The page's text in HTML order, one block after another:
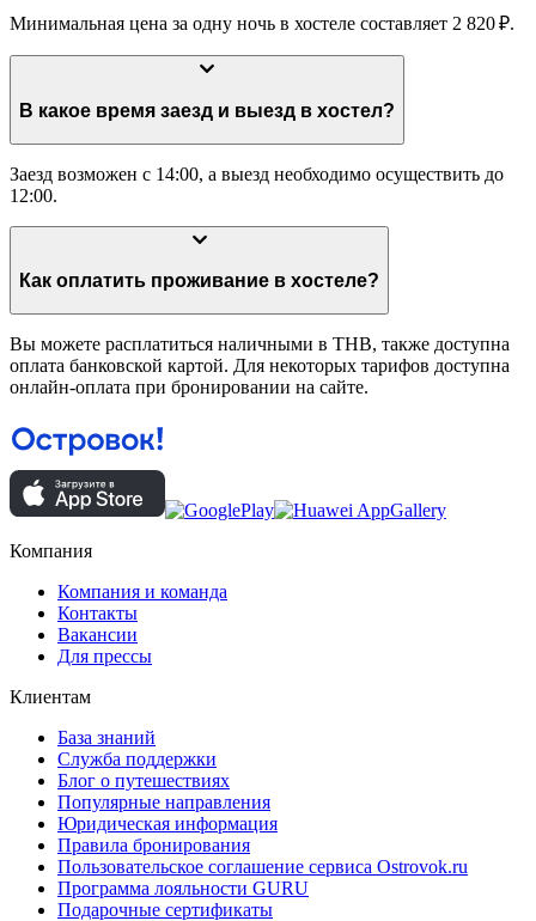
Минимальная цена за одну ночь в хостеле составляет 2 820 ₽.
В какое время заезд и выезд в хостел?
Заезд возможен с 14:00, а выезд необходимо осуществить до
12:00.
Как оплатить проживание в хостеле?
Вы можете расплатиться наличными в THB, также доступна
оплата банковской картой. Для некоторых тарифов доступна
онлайн-оплата при бронировании на сайте.
Компания
Компания и команда
Контакты
Вакансии
Для прессы
Клиентам
База знаний
Служба поддержки
Блог о путешествиях
Популярные направления
Юридическая информация
Правила бронирования
Пользовательское соглашение сервиса Ostrovok.ru
Программа лояльности GURU
Подарочные сертификаты